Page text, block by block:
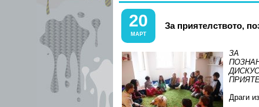
20
МАРТ
За приятелството,
ЗА
Драги